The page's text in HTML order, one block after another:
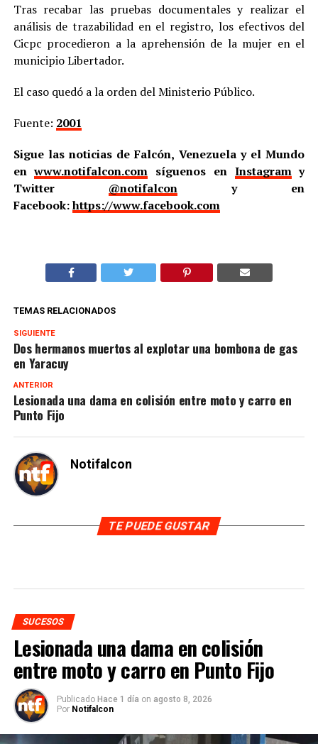
Tras recabar las pruebas documentales y realizar el
análisis de trazabilidad en el registro, los efectivos del
Cicpc procedieron a la aprehensión de la mujer en el
municipio Libertador.
El caso quedó a la orden del Ministerio Público.
Fuente: 2001
Sigue las noticias de Falcón, Venezuela y el Mundo
enwww.notifalcon.com síguenos en Instagramy
Twitter @notifalcony en
Facebook:https://www.facebook.com
TEMAS RELACIONADOS
SIGUIENTE
Dos hermanos muertos al explotar una bombona de gas
en Yaracuy
ANTERIOR
Lesionada una dama en colisión entre moto y carro en
Punto Fijo
Notifalcon
TE PUEDE GUSTAR
SUCESOS
Lesionada una dama en colisión
entre moto y carro en Punto Fijo
Publicado Hace 1 día on agosto 8, 2026
Por Notifalcon